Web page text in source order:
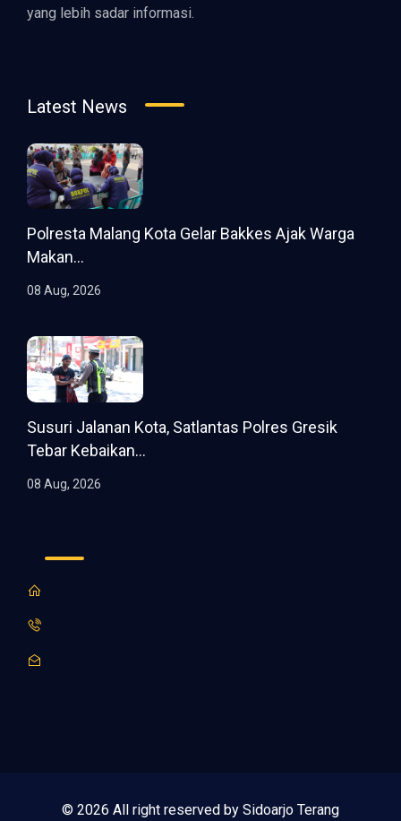
yang lebih sadar informasi.
Latest News
Polresta Malang Kota Gelar Bakkes Ajak Warga
Makan...
08 Aug, 2026
Susuri Jalanan Kota, Satlantas Polres Gresik
Tebar Kebaikan...
08 Aug, 2026
© 2026 All right reserved by Sidoarjo Terang